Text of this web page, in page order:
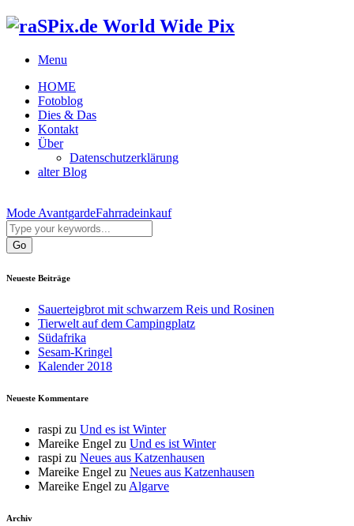
World Wide Pix
Menu
HOME
Fotoblog
Dies & Das
Kontakt
Über
Datenschutzerklärung
alter Blog
Mode AvantgardeFahrradeinkauf
Neueste Beiträge
Sauerteigbrot mit schwarzem Reis und Rosinen
Tierwelt auf dem Campingplatz
Südafrika
Sesam-Kringel
Kalender 2018
Neueste Kommentare
raspi zu Und es ist Winter
Mareike Engel zu Und es ist Winter
raspi zu Neues aus Katzenhausen
Mareike Engel zu Neues aus Katzenhausen
Mareike Engel zu Algarve
Archiv